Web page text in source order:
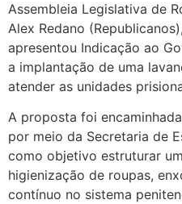
Assembleia Legislativa de
Alex Redano
apresentou Indicação ao
a implantação de uma
atender as unidades
A proposta foi
por meio da Secretaria de
como objetivo estruturar
higienização de roupas,
contínuo no sistema